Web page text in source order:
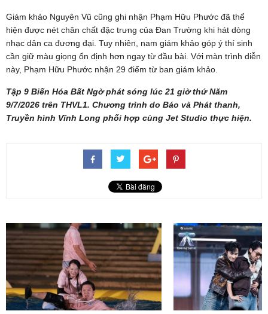
Giám khảo Nguyên Vũ cũng ghi nhận Phạm Hữu Phước đã thể
hiện được nét chân chất đặc trưng của Đan Trường khi hát dòng
nhạc dân ca đương đại. Tuy nhiên, nam giám khảo góp ý thí sinh
cần giữ màu giọng ổn định hơn ngay từ đầu bài. Với màn trình diễn
này, Phạm Hữu Phước nhận 29 điểm từ ban giám khảo.
Tập 9 Biến Hóa Bất Ngờ phát sóng lúc 21 giờ thứ Năm
9/7/2026 trên THVL1. Chương trình do Báo và Phát thanh,
Truyền hình Vĩnh Long phối hợp cùng Jet Studio thực hiện.